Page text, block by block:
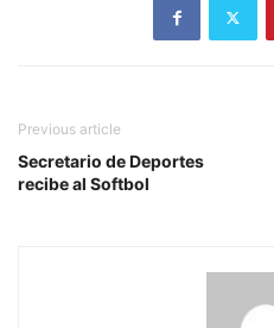
Previous article
Secretario de Deportes
recibe al Softbol